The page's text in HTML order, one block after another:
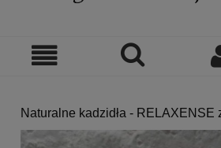
Naturalne kadzidła - RELAXENSE